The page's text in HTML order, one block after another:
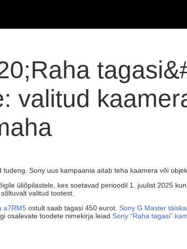
valitud
Sony uus kampaania aitab teha kaamera või
üliõpilastele, kes soetavad perioodil 1. juulist 2025
valitud tootest.
a7RM5 ostult saab tagasi 450 eurot. Sony G Master
osalevate toodete nimekirja leiad Sony “Raha tagasi”